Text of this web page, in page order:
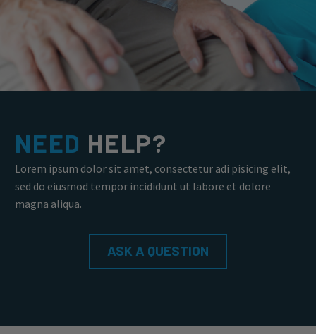
NEED HELP?
Lorem ipsum dolor sit amet, consectetur adi pisicing elit,
sed do eiusmod tempor incididunt ut labore et dolore
magna aliqua.
ASK A QUESTION